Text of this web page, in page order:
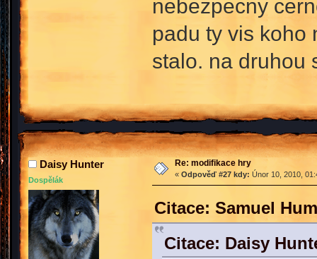
nebezpecny
padu ty vis koho
stalo. na druhou
Daisy Hunter
Dospělák
Re: modifikace hry
« Odpověď #27 kdy: Únor 10, 2010,
Citace: Samuel
Citace: Daisy